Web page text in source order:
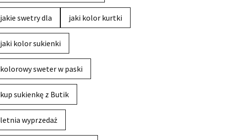
jakie swetry dla jaki kolor kurtki
jaki kolor sukienki
kolorowy sweter w paski
kup sukienkę z Butik
letnia wyprzedaż